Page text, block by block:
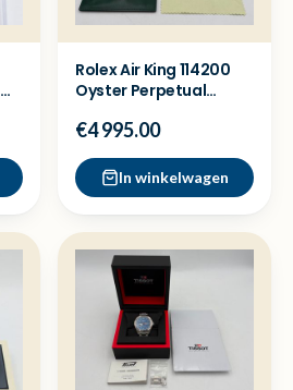
Rolex Air King 114200
Oyster Perpetual
€4 995.00
In winkelwagen